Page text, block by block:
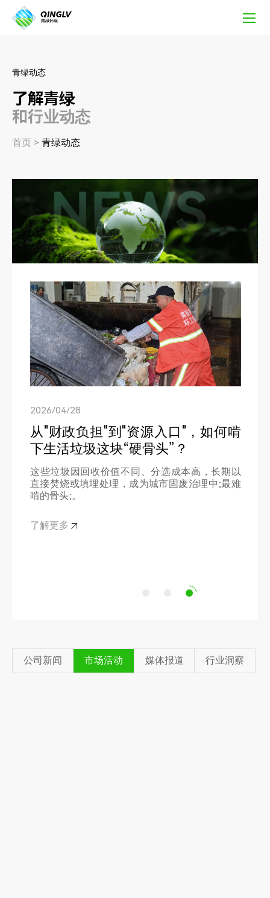
活
青绿动态
了解青绿
和行业动态
首页 > 青绿动态
2026/08/04
出货海外！青绿方案定义东南亚固
随着全球循环经济发展加速以及绿色供应链建设
持续推进，海外市场对固废资源化处理能力提出
四千海拔绿色工程｜青绿环境一站
式固废分选整套方案进入投产倒计
时
2026/04/28
从"财政负担"到"资源入口"，如何啃
下生活垃圾这块“硬骨头”？
这些垃圾因回收价值不同、分选成本高，长期以
直接焚烧或填埋处理，成为城市固废治理中;最难
啃的骨头;。
了解更多
公司新闻 市场活动 媒体报道 行业洞察